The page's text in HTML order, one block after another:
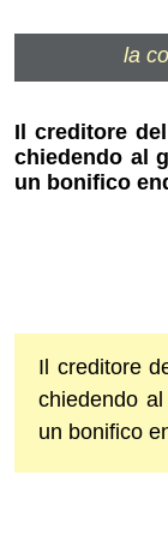
la
Il creditore
chiedendo al
un bonifico
Il creditore
chiedendo
un bonifico